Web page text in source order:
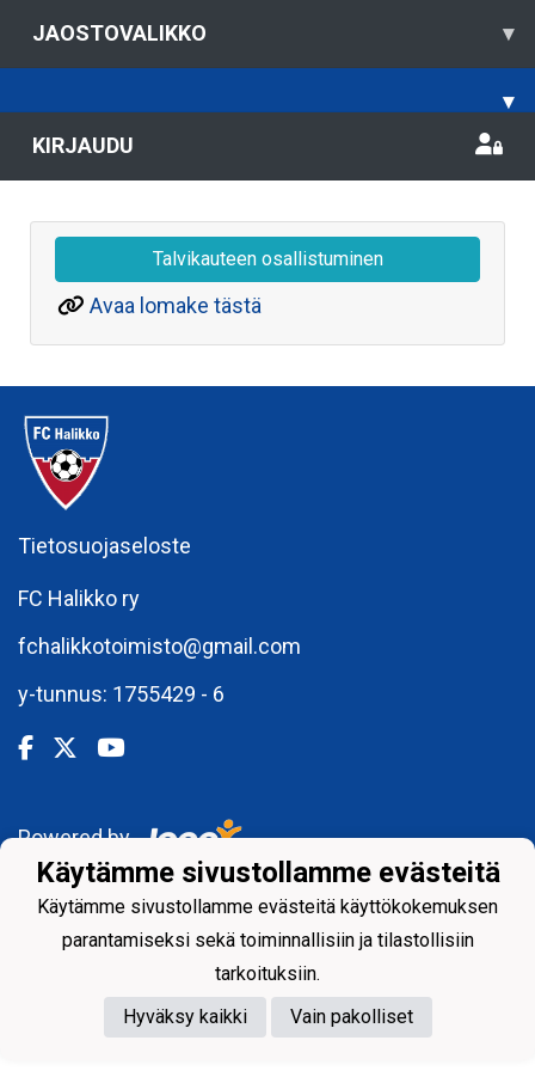
JAOSTOVALIKKO ▾
▾
KIRJAUDU
Talvikauteen osallistuminen
Avaa lomake tästä
Tietosuojaseloste
FC Halikko ry
fchalikkotoimisto@gmail.com
y-tunnus: 1755429 - 6
Powered by
Käytämme sivustollamme evästeitä
Käytämme sivustollamme evästeitä käyttökokemuksen
parantamiseksi sekä toiminnallisiin ja tilastollisiin
tarkoituksiin.
Hyväksy kaikki
Vain pakolliset